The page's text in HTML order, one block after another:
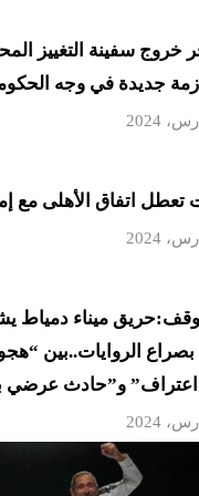
خروج سفينة التغييز
جديدة في وجه
تعطل اتفاق الأهلى مع
ميناء دمياط
بصراع الروايات..بين
اعتراف” و”حادث عرضي